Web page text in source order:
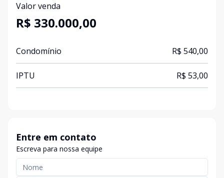
Valor venda
R$ 330.000,00
Condomínio R$ 540,00
IPTU R$ 53,00
Entre em contato
Escreva para nossa equipe